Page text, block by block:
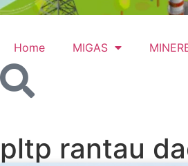
Home MIGAS
pltp rantau